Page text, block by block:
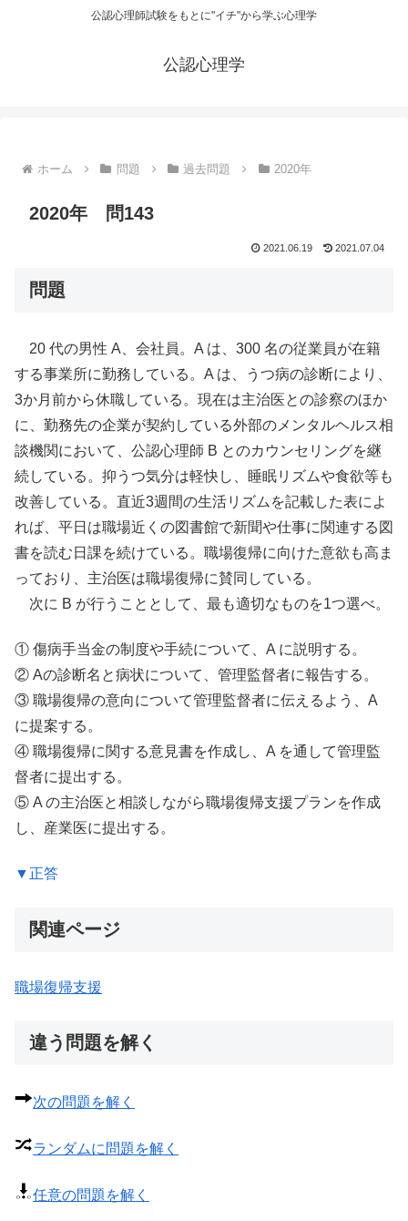
公認心理師試験をもとに"イチ"から学ぶ心理学
公認心理学
ホーム 問題 過去問題 2020年
2020年 問143
2021.06.19 2021.07.04
問題
20 代の男性 A、会社員。A は、300 名の従業員が在籍
する事業所に勤務している。A は、うつ病の診断により、
3か月前から休職している。現在は主治医との診察のほか
に、勤務先の企業が契約している外部のメンタルヘルス相
談機関において、公認心理師 B とのカウンセリングを継
続している。抑うつ気分は軽快し、睡眠リズムや食欲等も
改善している。直近3週間の生活リズムを記載した表によ
れば、平日は職場近くの図書館で新聞や仕事に関連する図
書を読む日課を続けている。職場復帰に向けた意欲も高ま
っており、主治医は職場復帰に賛同している。
次に B が行うこととして、最も適切なものを1つ選べ。
① 傷病手当金の制度や手続について、A に説明する。
② Aの診断名と病状について、管理監督者に報告する。
③ 職場復帰の意向について管理監督者に伝えるよう、A
に提案する。
④ 職場復帰に関する意見書を作成し、A を通して管理監
督者に提出する。
⑤ A の主治医と相談しながら職場復帰支援プランを作成
し、産業医に提出する。
▼正答
関連ページ
職場復帰支援
違う問題を解く
次の問題を解く
ランダムに問題を解く
任意の問題を解く